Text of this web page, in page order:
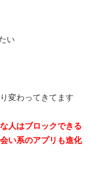
い
変わってきてます
人はブロックできる
い系のアプリも進化